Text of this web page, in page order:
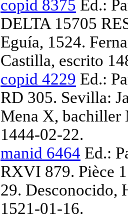
copid 8375 Ed.:
DELTA 15705
Eguía, 1524.
Castilla, escrito
copid 4229 Ed.:
RD 305. Sevilla:
Mena X, bachiller
1444-02-22.
manid 6464 Ed.:
RXVI 879. Pièce
29. Desconocido,
1521-01-16.